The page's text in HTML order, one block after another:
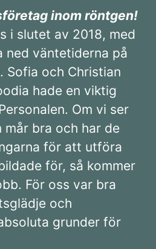
inom röntgen!
i slutet av 2018, med
ned väntetiderna på
Sofia och Christian
hade en viktig
Om vi ser
bra och har de
för att utföra
för, så kommer
För oss var bra
och
grunder för